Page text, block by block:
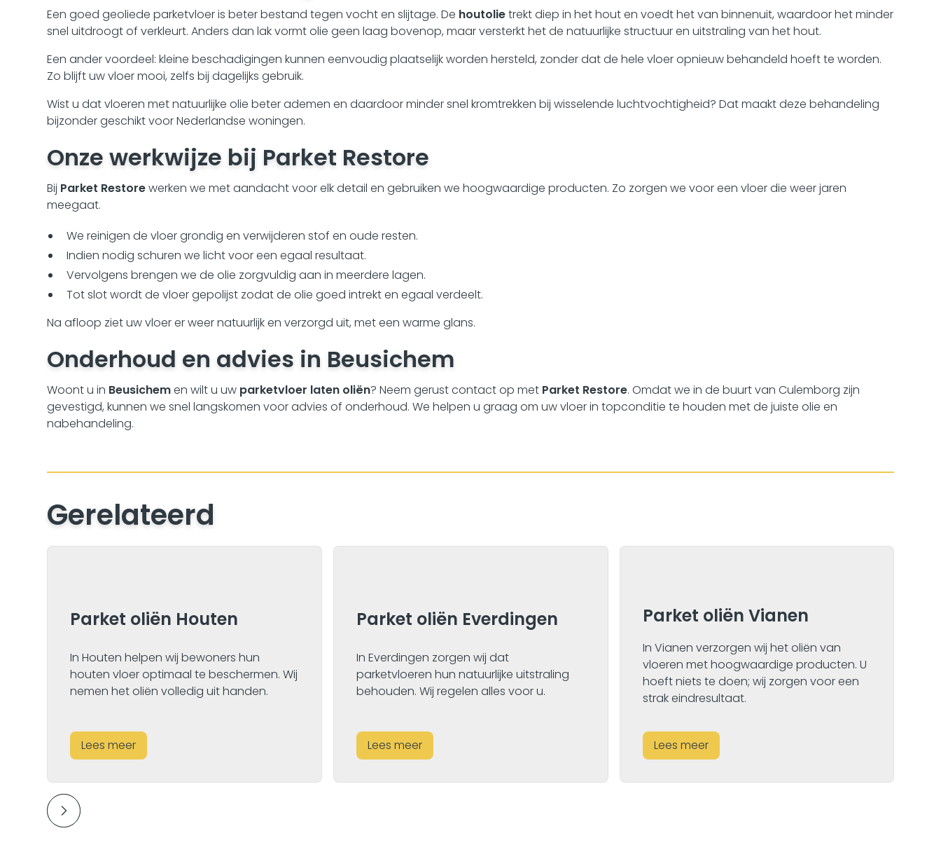
Een goed geoliede parketvloer is beter bestand tegen vocht en slijtage. De houtolietrekt diep in het hout en voedt het van binnenuit, waardoor het minder
snel uitdroogt of verkleurt. Anders dan lak vormt olie geen laag bovenop, maar versterkt het de natuurlijke structuur en uitstraling van het hout.
Een ander voordeel: kleine beschadigingen kunnen eenvoudig plaatselijk worden hersteld, zonder dat de hele vloer opnieuw behandeld hoeft te worden.
Zo blijft uw vloer mooi, zelfs bij dagelijks gebruik.
Wist u dat vloeren met natuurlijke olie beter ademen en daardoor minder snel kromtrekken bij wisselende luchtvochtigheid? Dat maakt deze behandeling
bijzonder geschikt voor Nederlandse woningen.
Onze werkwijze bij Parket Restore
Bij Parket Restorewerken we met aandacht voor elk detail en gebruiken we hoogwaardige producten. Zo zorgen we voor een vloer die weer jaren
meegaat.
We reinigen de vloer grondig en verwijderen stof en oude resten.
Indien nodig schuren we licht voor een egaal resultaat.
Vervolgens brengen we de olie zorgvuldig aan in meerdere lagen.
Tot slot wordt de vloer gepolijst zodat de olie goed intrekt en egaal verdeelt.
Na afloop ziet uw vloer er weer natuurlijk en verzorgd uit, met een warme glans.
Onderhoud en advies in Beusichem
Woont u in Beusichemen wilt u uw parketvloer laten oliën? Neem gerust contact op met Parket Restore. Omdat we in de buurt van Culemborg zijn
gevestigd, kunnen we snel langskomen voor advies of onderhoud. We helpen u graag om uw vloer in topconditie te houden met de juiste olie en
nabehandeling.
Gerelateerd
Parket oliën Houten
In Houten helpen wij bewoners hun
houten vloer optimaal te beschermen. Wij
nemen het oliën volledig uit handen.
Lees meer
Parket oliën Everdingen
In Everdingen zorgen wij dat
parketvloeren hun natuurlijke uitstraling
behouden. Wij regelen alles voor u.
Lees meer
Parket oliën Vianen
In Vianen verzorgen wij het oliën van
vloeren met hoogwaardige producten. U
hoeft niets te doen; wij zorgen voor een
strak eindresultaat.
Lees meer